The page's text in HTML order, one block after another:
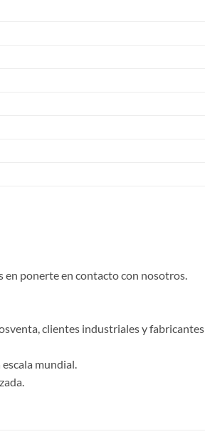
en ponerte en contacto con nosotros.
clientes industriales y fabricantes
mundial.